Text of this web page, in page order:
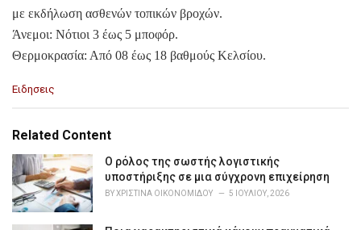
με εκδήλωση ασθενών τοπικών βροχών.
Άνεμοι: Νότιοι 3 έως 5 μποφόρ.
Θερμοκρασία: Από 08 έως 18 βαθμούς Κελσίου.
C
e
o
r
e
Ειδησεις
Related Content
Ο ρόλος της σωστής λογιστικής
υποστήριξης σε μια σύγχρονη επιχείρηση
BYΧΡΙΣΤΊΝΑ ΟΙΚΟΝΟΜΊΔΟΥ 5 ΙΟΥΛΊΟΥ, 2026